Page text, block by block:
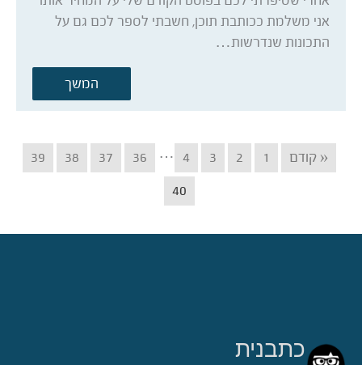
אני משלמת ככותבת תוכן, חשבתי לספר לכם גם על
התכונות שנדרשות…
המשך
« קודם 1
2
3
4
…
36
37
38
39
40
כתבנית